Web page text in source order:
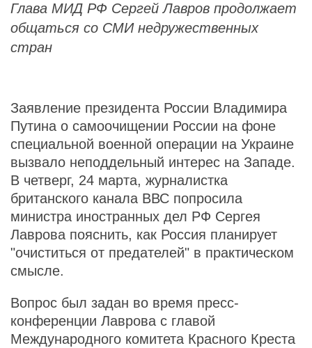
Глава МИД РФ Сергей Лавров продолжает
общаться со СМИ недружественных
стран
Заявление президента России Владимира
Путина о самоочищении России на фоне
специальной военной операции на Украине
вызвало неподдельный интерес на Западе.
В четверг, 24 марта, журналистка
британского канала ВВС попросила
министра иностранных дел РФ Сергея
Лаврова пояснить, как Россия планирует
"очиститься от предателей" в практическом
смысле.
Вопрос был задан во время пресс-
конференции Лаврова с главой
Международного комитета Красного Креста